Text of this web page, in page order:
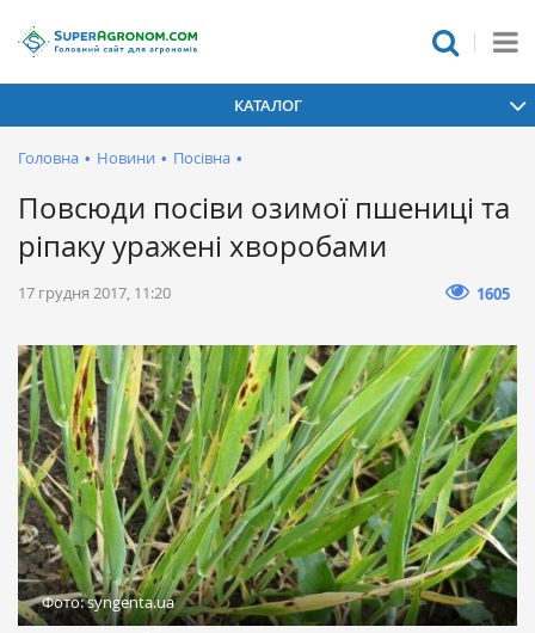
КАТАЛОГ
Головна • Новини • Посівна •
Повсюди посіви озимої пшениці та
ріпаку уражені хворобами
17 грудня 2017, 11:20 1605
Фото: syngenta.ua